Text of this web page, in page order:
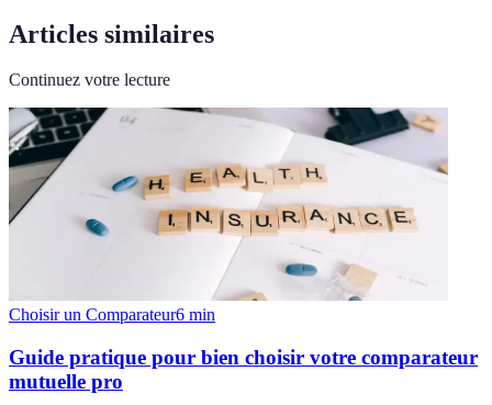
Articles similaires
Continuez votre lecture
Choisir un Comparateur6 min
Guide pratique pour bien choisir votre comparateur
mutuelle pro